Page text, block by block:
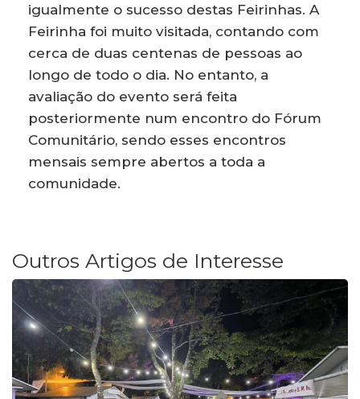
igualmente o sucesso destas Feirinhas. A
Feirinha foi muito visitada, contando com
cerca de duas centenas de pessoas ao
longo de todo o dia. No entanto, a
avaliação do evento será feita
posteriormente num encontro do Fórum
Comunitário, sendo esses encontros
mensais sempre abertos a toda a
comunidade.
Outros Artigos de Interesse